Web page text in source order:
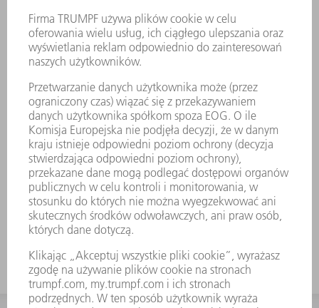
Za pomocą kodu matrycowego
można jednoznacznie zidentyfikować
każde narzędzie.
laserowo.
Na życzenie dostępne są modyfikacje
narzędzia.
Odpowiednie także do falcowania w
połączeniu z listwami do falcowania
Do wysokich pudełek należy
zastosować narzędzie o dużej
wysokości roboczej